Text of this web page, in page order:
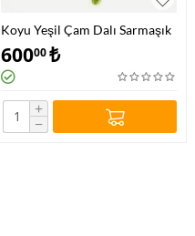
Koyu Yeşil Çam Dalı Sarmaşık
60000₺
+
−